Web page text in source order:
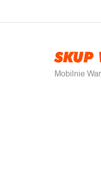
SKUP
Mobilnie